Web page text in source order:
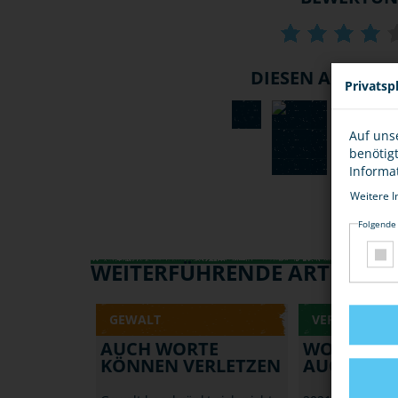
DIESEN ARTIKEL
WEITERFÜHRENDE ARTIKEL
GEWALT
AUCH WORTE
KÖNNEN VERLETZEN
VERLETZENDE
WORTE
AUCH
Auf
Weitere